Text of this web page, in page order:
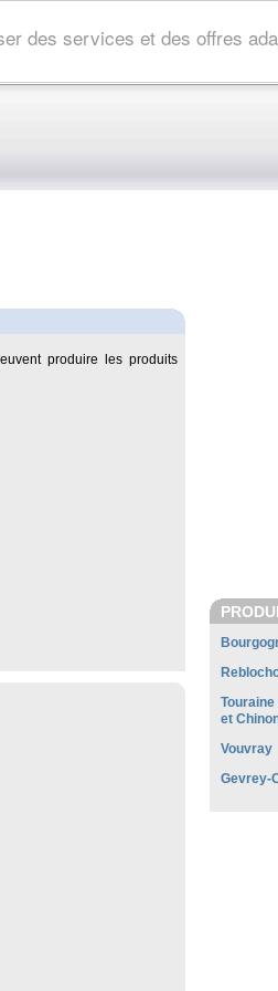
des services et des offres
produire les produits
et
Vouvray
Gevrey-